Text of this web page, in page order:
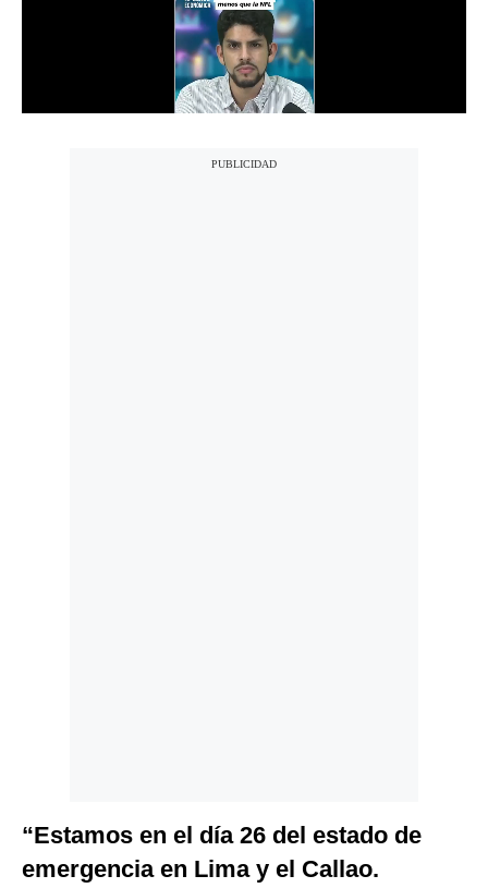
Gestión TV
“Estamos en el día 26 del estado de
emergencia en Lima y el Callao.